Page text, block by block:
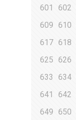
601
602
609
610
617 618
625
626
633
634
641
642
649
650